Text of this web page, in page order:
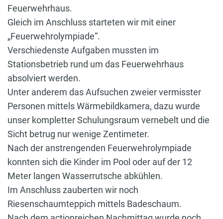
Feuerwehrhaus.
Gleich im Anschluss starteten wir mit einer
„Feuerwehrolympiade“.
Verschiedenste Aufgaben mussten im
Stationsbetrieb rund um das Feuerwehrhaus
absolviert werden.
Unter anderem das Aufsuchen zweier vermisster
Personen mittels Wärmebildkamera, dazu wurde
unser kompletter Schulungsraum vernebelt und die
Sicht betrug nur wenige Zentimeter.
Nach der anstrengenden Feuerwehrolympiade
konnten sich die Kinder im Pool oder auf der 12
Meter langen Wasserrutsche abkühlen.
Im Anschluss zauberten wir noch
Riesenschaumteppich mittels Badeschaum.